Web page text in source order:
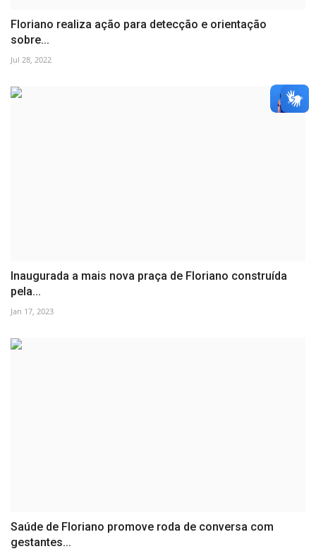
Floriano realiza ação para detecção e orientação
sobre...
Jul 28, 2022
Inaugurada a mais nova praça de Floriano construída
pela...
Jan 17, 2023
Saúde de Floriano promove roda de conversa com
gestantes...